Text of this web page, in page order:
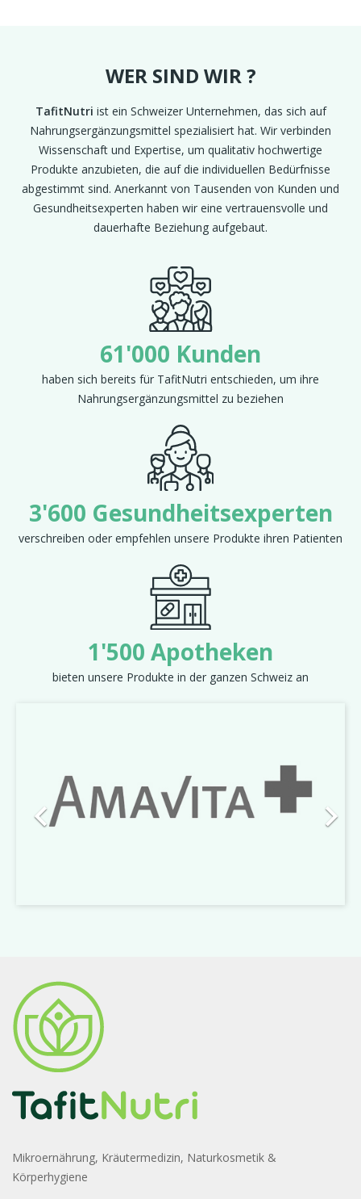
WER SIND WIR ?
TafitNutri ist ein Schweizer Unternehmen, das sich auf
Nahrungsergänzungsmittel spezialisiert hat. Wir verbinden
Wissenschaft und Expertise, um qualitativ hochwertige
Produkte anzubieten, die auf die individuellen Bedürfnisse
abgestimmt sind. Anerkannt von Tausenden von Kunden und
Gesundheitsexperten haben wir eine vertrauensvolle und
dauerhafte Beziehung aufgebaut.
 
61'000 Kunden
haben sich bereits für TafitNutri entschieden, um ihre
Nahrungsergänzungsmittel zu beziehen
3'600 Gesundheitsexperten
verschreiben oder empfehlen unsere Produkte ihren Patienten
1'500 Apotheken
bieten unsere Produkte in der ganzen Schweiz an
Mikroernährung, Kräutermedizin, Naturkosmetik &
Körperhygiene